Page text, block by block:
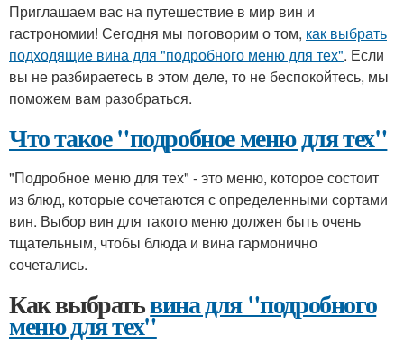
Приглашаем вас на путешествие в мир вин и
гастрономии! Сегодня мы поговорим о том, как выбрать
подходящие вина для "подробного меню для тех". Если
вы не разбираетесь в этом деле, то не беспокойтесь, мы
поможем вам разобраться.
Что такое "подробное меню для тех"
"Подробное меню для тех" - это меню, которое состоит
из блюд, которые сочетаются с определенными сортами
вин. Выбор вин для такого меню должен быть очень
тщательным, чтобы блюда и вина гармонично
сочетались.
Как выбратьвина для "подробного
меню для тех"